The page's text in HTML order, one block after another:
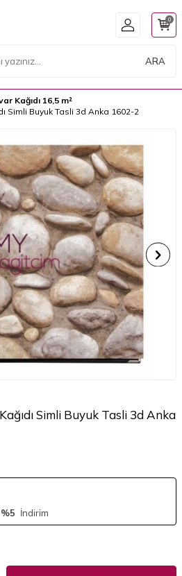
ARA
0
Kağıdı 16,5 m²
Simli Buyuk Tasli 3d Anka 1602-2
Simli Buyuk Tasli 3d Anka
%5 İndirim